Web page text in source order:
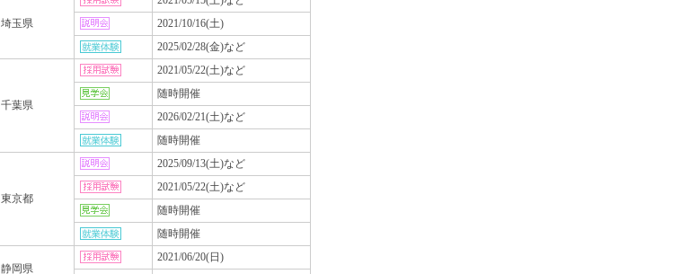
埼玉県
2021/10/16(土)
2025/02/28(金)など
千葉県
2021/05/22(土)など
随時開催
2026/02/21(土)など
随時開催
東京都
2025/09/13(土)など
2021/05/22(土)など
随時開催
随時開催
静岡県
2021/06/20(日)